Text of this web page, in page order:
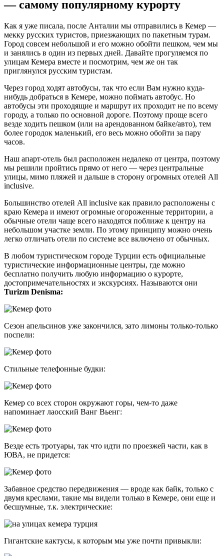
— самому популярному курорту
Как я уже писала, после Анталии мы отправились в Кемер —
мекку русских туристов, приезжающих по пакетным турам.
Город совсем небольшой и его можно обойти пешком, чем мы
и занялись в один из первых дней. Давайте прогуляемся по
улицам Кемера вместе и посмотрим, чем же он так
приглянулся русским туристам.
Через город ходят автобусы, так что если Вам нужно куда-
нибудь добраться в Кемере, можно поймать автобус. Но
автобусы эти проходящие и маршрут их проходит не по всему
городу, а только по основной дороге. Поэтому проще всего
везде ходить пешком (или на арендованном байке/авто), тем
более городок маленький, его весь можно обойти за пару
часов.
Наш апарт-отель был расположен недалеко от центра, поэтому
мы решили пройтись прямо от него — через центральные
улицы, мимо пляжей и дальше в сторону огромных отелей All
inclusive.
Большинство отелей All inclusive как правило расположены с
краю Кемера и имеют огромные огороженные территории, а
обычные отели чаще всего находятся поближе к центру на
небольшом участке земли. По этому принципу можно очень
легко отличать отели по системе все включено от обычных.
В любом туристическом городе Турции есть официальные
туристические информационные центры, где можно
бесплатно получить любую информацию о курорте,
достопримечательностях и экскурсиях. Называются они
Turizm Denisma:
Сезон апельсинов уже закончился, зато лимоны только-только
поспели:
Стильные телефонные будки:
Кемер со всех сторон окружают горы, чем-то даже
напоминает лаосский Ванг Вьенг:
Везде есть тротуары, так что идти по проезжей части, как в
ЮВА, не придется:
Забавное средство передвижения — вроде как байк, только с
двумя креслами, такие мы видели только в Кемере, они еще и
бесшумные, т.к. электрические:
Гигантские кактусы, к которым мы уже почти привыкли: